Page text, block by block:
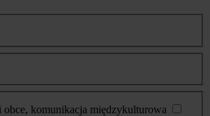
obce, komunikacja międzykulturowa